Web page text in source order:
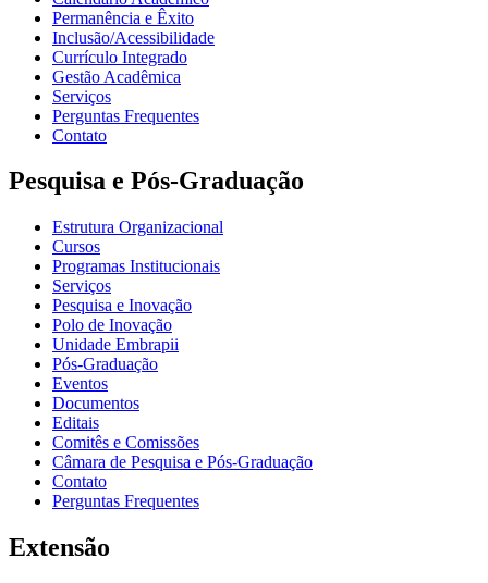
Permanência e Êxito
Inclusão/Acessibilidade
Currículo Integrado
Gestão Acadêmica
Serviços
Perguntas Frequentes
Contato
Pesquisa e Pós-Graduação
Estrutura Organizacional
Cursos
Programas Institucionais
Serviços
Pesquisa e Inovação
Polo de Inovação
Unidade Embrapii
Pós-Graduação
Eventos
Documentos
Editais
Comitês e Comissões
Câmara de Pesquisa e Pós-Graduação
Contato
Perguntas Frequentes
Extensão